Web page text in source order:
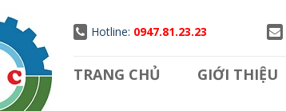
Hotline: 0947.81.23.23
TRANG CHỦ GIỚI THIỆU